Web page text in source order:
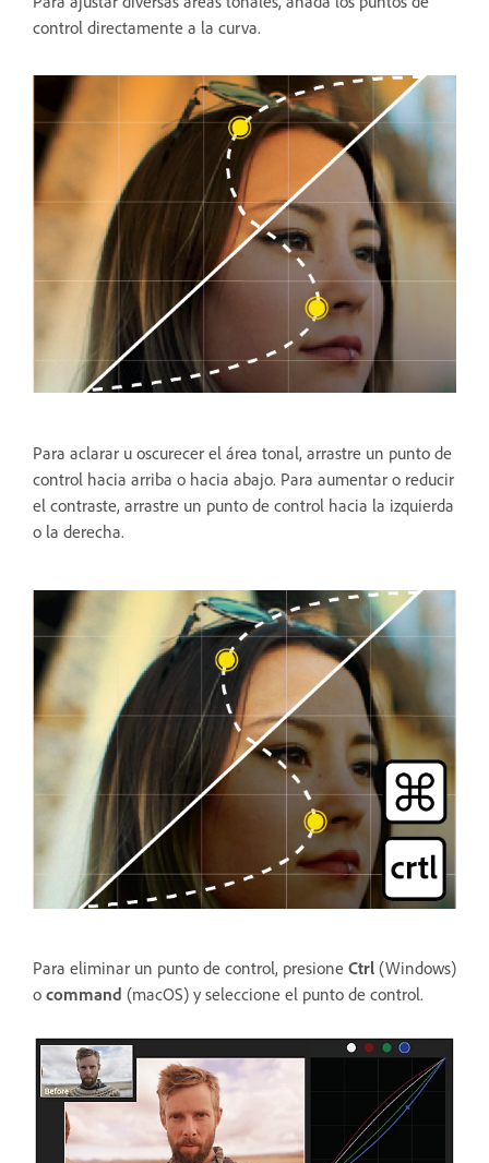
control directamente a la curva.
Para aclarar u oscurecer el área tonal, arrastre un punto de
control hacia arriba o hacia abajo. Para aumentar o reducir
el contraste, arrastre un punto de control hacia la izquierda
o la derecha.
Para eliminar un punto de control, presione Ctrl (Windows)
o command (macOS) y seleccione el punto de control.